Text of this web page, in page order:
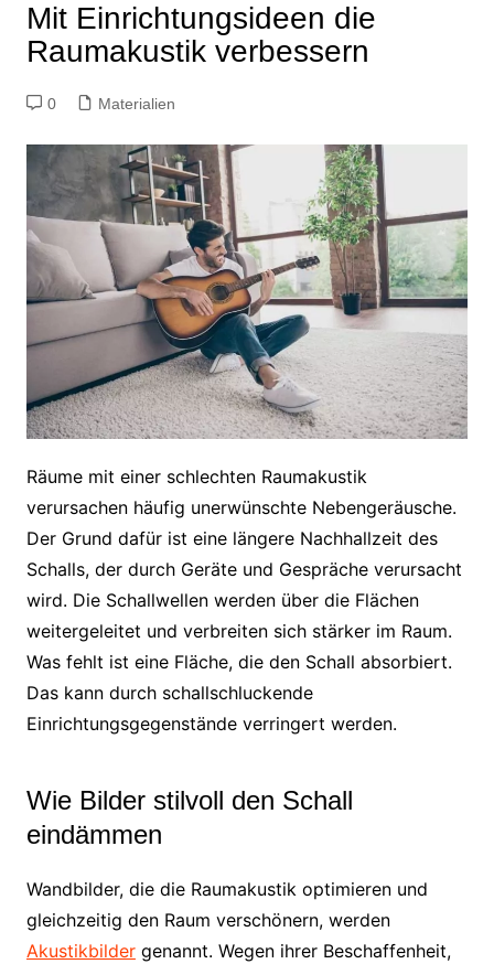
Mit Einrichtungsideen die
Raumakustik verbessern
0 Materialien
Räume mit einer schlechten Raumakustik
verursachen häufig unerwünschte Nebengeräusche.
Der Grund dafür ist eine längere Nachhallzeit des
Schalls, der durch Geräte und Gespräche verursacht
wird. Die Schallwellen werden über die Flächen
weitergeleitet und verbreiten sich stärker im Raum.
Was fehlt ist eine Fläche, die den Schall absorbiert.
Das kann durch schallschluckende
Einrichtungsgegenstände verringert werden.
Wie Bilder stilvoll den Schall
eindämmen
Wandbilder, die die Raumakustik optimieren und
gleichzeitig den Raum verschönern, werden
Akustikbildergenannt. Wegen ihrer Beschaffenheit,